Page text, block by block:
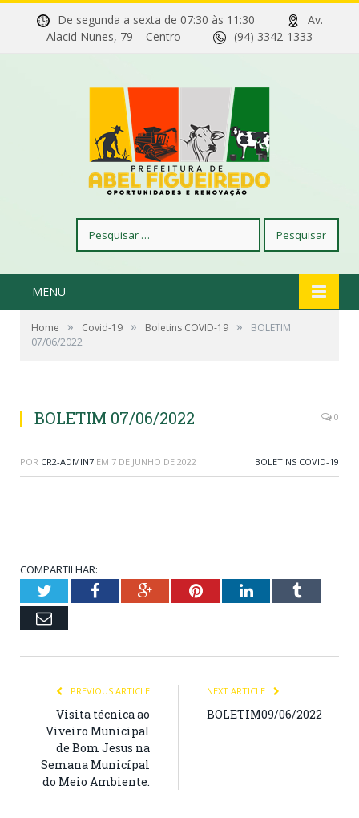
De segunda a sexta de 07:30 às 11:30
Av.
Alacid Nunes, 79 – Centro
(94) 3342-1333
por:
MENU
Home » Covid-19 » Boletins COVID-19 »
BOLETIM
07/06/2022
BOLETIM 07/06/2022 0
POR CR2-ADMIN7 EM 7 DE JUNHO DE 2022 BOLETINS COVID-19
COMPARTILHAR:
TwitterFacebookGoogle+PinterestLinkedInTumblr
Email
PREVIOUS ARTICLE
Visita técnica ao
Viveiro Municipal
de Bom Jesus na
Semana Municípal
do Meio Ambiente.
NEXT ARTICLE
BOLETIM09/06/2022